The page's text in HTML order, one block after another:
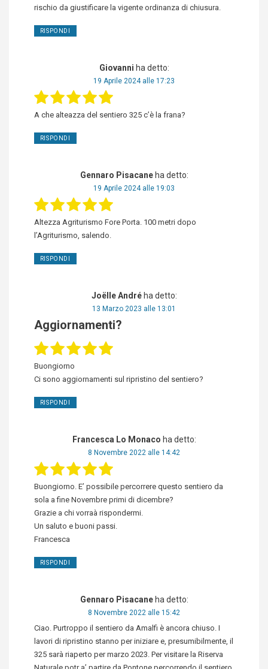
rischio da giustificare la vigente ordinanza di chiusura.
RISPONDI
Giovanni ha detto:
19 Aprile 2024 alle 17:23
A che alteazza del sentiero 325 c’è la frana?
RISPONDI
Gennaro Pisacane ha detto:
19 Aprile 2024 alle 19:03
Altezza Agriturismo Fore Porta. 100 metri dopo
l’Agriturismo, salendo.
RISPONDI
Joëlle André ha detto:
13 Marzo 2023 alle 13:01
Aggiornamenti?
Buongiorno
Ci sono aggiornamenti sul ripristino del sentiero?
RISPONDI
Francesca Lo Monaco ha detto:
8 Novembre 2022 alle 14:42
Buongiorno. E’ possibile percorrere questo sentiero da
sola a fine Novembre primi di dicembre?
Grazie a chi vorraà rispondermi.
Un saluto e buoni passi.
Francesca
RISPONDI
Gennaro Pisacane ha detto:
8 Novembre 2022 alle 15:42
Ciao. Purtroppo il sentiero da Amalfi è ancora chiuso. I
lavori di ripristino stanno per iniziare e, presumibilmente, il
325 sarà riaperto per marzo 2023. Per visitare la Riserva